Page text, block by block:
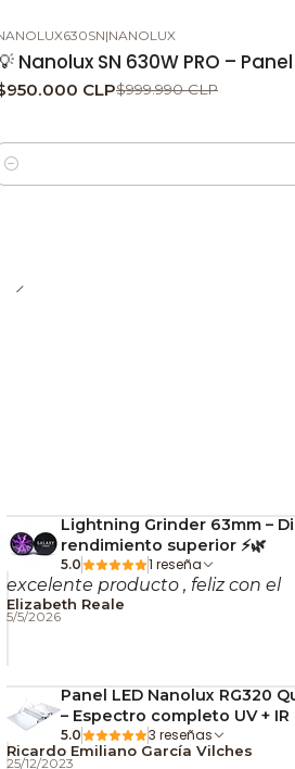
DESCUENTO
|NANOLUX
Nanolux SN 630W PRO –
CLP$999.990 CLP
Lightning Grinder 63mm –
rendimiento superior ⚡🌿
5.0 1 reseña
excelente producto , feliz con el
Elizabeth Reale
5/5/2026
Panel LED Nanolux RG320
– Espectro completo UV +
5.0 3 reseñas
Ricardo Emiliano García Vilches
25/12/2023